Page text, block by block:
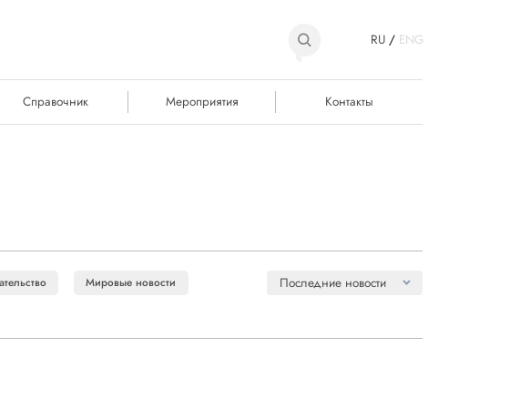
RU/ ENG
Справочник Мероприятия Контакты
Мировые новости
Последние новости